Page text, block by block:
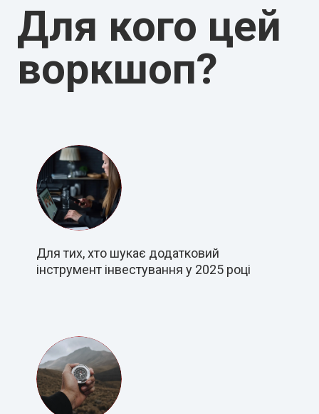
Для кого цей
воркшоп?
Для тих, хто шукає додатковий
інструмент інвестування у 2025 році